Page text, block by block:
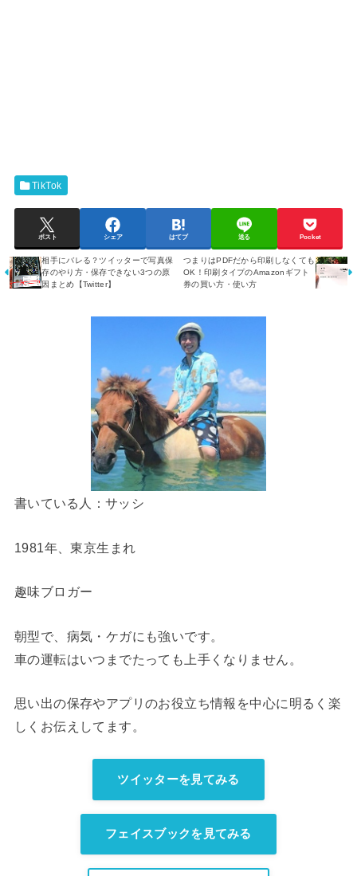
TikTok
ポスト シェア はてブ 送る Pocket
相手にバレる？ツイッターで写真保
存のやり方・保存できない3つの原
因まとめ【Twitter】
つまりはPDFだから印刷しなくても
OK！印刷タイプのAmazonギフト
券の買い方・使い方
書いている人：サッシ
1981年、東京生まれ
趣味ブロガー
朝型で、病気・ケガにも強いです。
車の運転はいつまでたっても上手くなりません。
思い出の保存やアプリのお役立ち情報を中心に明るく楽
しくお伝えしてます。
ツイッターを見てみる
フェイスブックを見てみる